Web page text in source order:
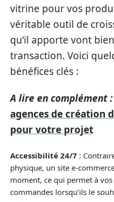
vitrine pour vos
véritable outil de
qu’il apporte vont
transaction. Voici
bénéfices clés :
A lire en complément :
agences de création
pour votre projet
Accessibilité 24/7 :
physique, un site e-
moment, ce qui permet à
commandes lorsqu’ils le